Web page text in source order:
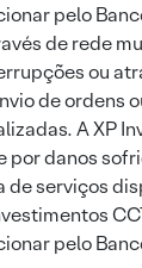
pelo
de rede
ou
de ordens
A XP
por danos
de serviços
pelo